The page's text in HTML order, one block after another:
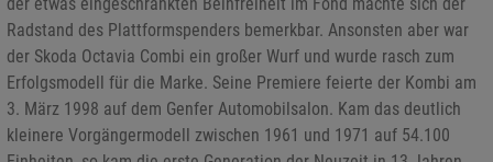
der etwas eingeschränkten Beinfreiheit im Fond machte sich der
Radstand des Plattformspenders bemerkbar. Ansonsten aber war
der Skoda Octavia Combi ein großer Wurf und wurde rasch zum
Erfolgsmodell für die Marke. Seine Premiere feierte der Kombi am
3. März 1998 auf dem Genfer Automobilsalon. Kam das deutlich
kleinere Vorgängermodell zwischen 1961 und 1971 auf 54.100